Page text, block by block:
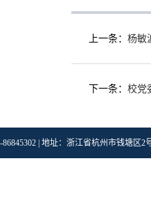
上一条： 杨敏
下一条： 校党
| 地址：浙江省杭州市钱塘区